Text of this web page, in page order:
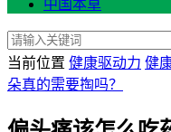
中国本草
当前位置 健康驱动力 健
朵真的需要掏吗？